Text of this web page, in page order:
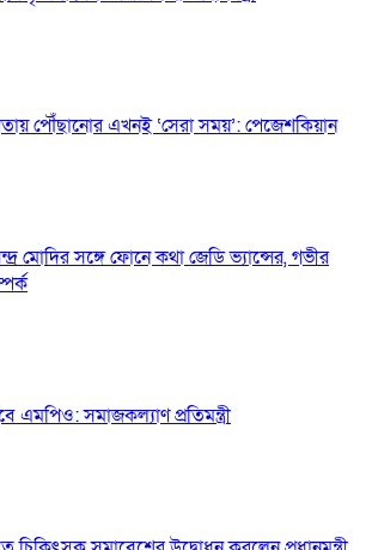
পৌঁছানোর এখনই ‘সেরা সময়’: পেজেশকিয়ান
মোদির সঙ্গে ফোনে কথা জেডি ভ্যান্সের, গভীর
এমপিও: সমাজকল্যাণ প্রতিমন্ত্রী